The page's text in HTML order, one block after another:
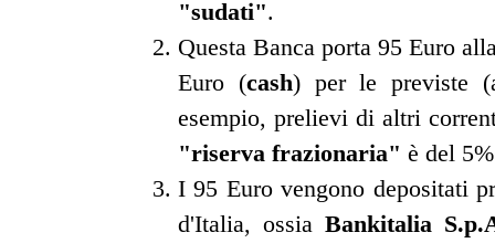
"sudati".
Questa Banca porta 95 Euro
Euro (cash) per le previste
esempio, prelievi di altri
"riserva frazionaria" è del
I 95 Euro vengono depositati
d'Italia, ossiaBankitalia